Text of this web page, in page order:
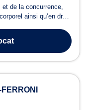
de la concurrence,
ainsi qu’en droit
Ils’occupe de toutes